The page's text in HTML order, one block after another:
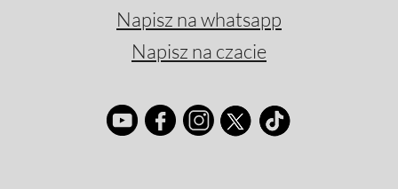
Napisz na whatsapp
Napisz na czacie